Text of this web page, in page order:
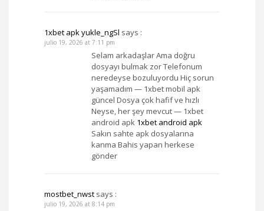
1xbet apk yukle_ngSl says :
julio 19, 2026 at 7:11 pm
Selam arkadaşlar Ama doğru
dosyayı bulmak zor Telefonum
neredeyse bozuluyordu Hiç sorun
yaşamadım — 1xbet mobil apk
güncel Dosya çok hafif ve hızlı
Neyse, her şey mevcut — 1xbet
android apk 1xbet android apk
Sakın sahte apk dosyalarına
kanma Bahis yapan herkese
gönder
mostbet_nwst says :
julio 19, 2026 at 8:14 pm